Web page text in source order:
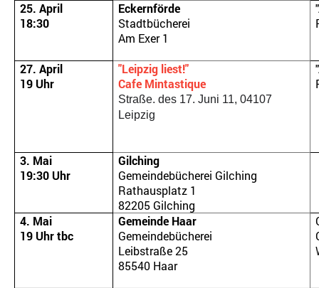
25. April
18:30
Eckernförde
Stadtbücherei
Am Exer 1
27. April
19 Uhr
"Leipzig liest!"
Cafe Mintastique
Straße. des 17. Juni 11, 04107
Leipzig
3. Mai
19:30 Uhr
Gilching
Gemeindebücherei Gilching
Rathausplatz 1
82205 Gilching
4. Mai
19 Uhr tbc
Gemeinde Haar
Gemeindebücherei
Leibstraße 25
85540 Haar